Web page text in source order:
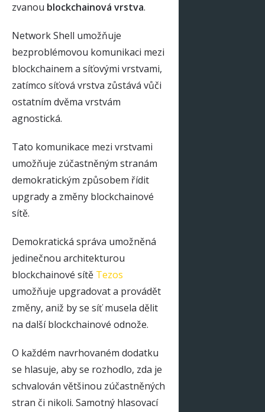
zvanou blockchainová vrstva.
Network Shell umožňuje
bezproblémovou komunikaci mezi
blockchainem a síťovými vrstvami,
zatímco síťová vrstva zůstává vůči
ostatním dvěma vrstvám
agnostická.
Tato komunikace mezi vrstvami
umožňuje zúčastněným stranám
demokratickým způsobem řídit
upgrady a změny blockchainové
sítě.
Demokratická správa umožněná
jedinečnou architekturou
blockchainové sítě Tezos
umožňuje upgradovat a provádět
změny, aniž by se síť musela dělit
na další blockchainové odnože.
O každém navrhovaném dodatku
se hlasuje, aby se rozhodlo, zda je
schvalován většinou zúčastněných
stran či nikoli. Samotný hlasovací